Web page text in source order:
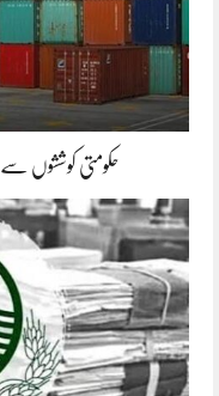
حکومتی کوششوں سے 1ماہ میں برآمدات 31فیصد بڑھ گئیں